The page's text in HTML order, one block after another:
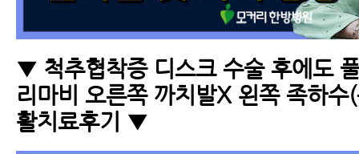
▼ 척추협착증 디스크 수술 후에도
리마비 오른쪽 까치발X 왼쪽 족하수
활치료후기 ▼